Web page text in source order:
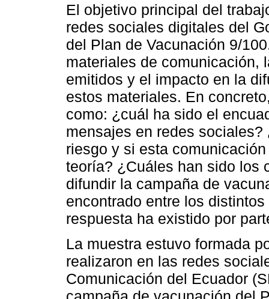
El objetivo principal del
redes sociales digitales del
del Plan de Vacunación 9/
materiales de comunicación,
emitidos y el impacto en la
estos materiales. En
como: ¿cuál ha sido el
mensajes en redes
riesgo y si esta
teoría? ¿Cuáles han sido los
difundir la campaña de
encontrado entre los
respuesta ha existido por
La muestra estuvo formada
realizaron en las redes
Comunicación del Ecuador